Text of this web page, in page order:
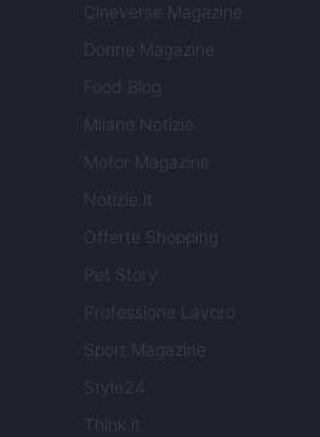
Cineverse Magazine
Donne Magazine
Food Blog
Milano Notizie
Motor Magazine
Notizie.it
Offerte Shopping
Pet Story
Professione Lavoro
Sport Magazine
Style24
Think.it